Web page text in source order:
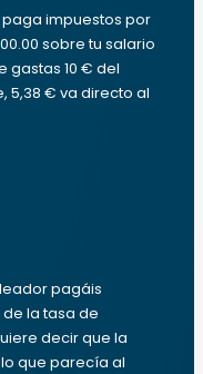
impuestos por
sobre tu salario
gastas 10 € del
5,38 € va directo al
pagáis
de la tasa de
decir que la
lo que parecía al